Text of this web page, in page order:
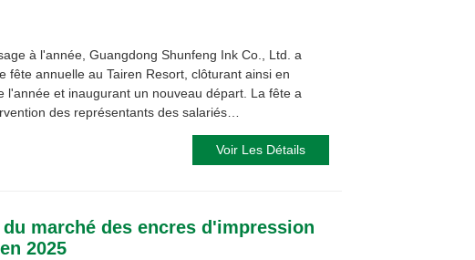
à l'année, Guangdong Shunfeng Ink Co., Ltd. a
fête annuelle au Tairen Resort, clôturant ainsi en
l'année et inaugurant un nouveau départ. La fête a
des représentants des salariés…
Voir Les Détails
marché des encres d'impression
2025